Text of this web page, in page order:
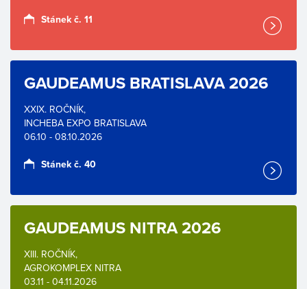
Stánek č. 11
GAUDEAMUS BRATISLAVA 2026
XXIX. ROČNÍK,
INCHEBA EXPO BRATISLAVA
06.10 - 08.10.2026
Stánek č. 40
GAUDEAMUS NITRA 2026
XIII. ROČNÍK,
AGROKOMPLEX NITRA
03.11 - 04.11.2026